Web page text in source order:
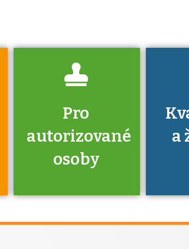
Pro
autorizované
osoby
a